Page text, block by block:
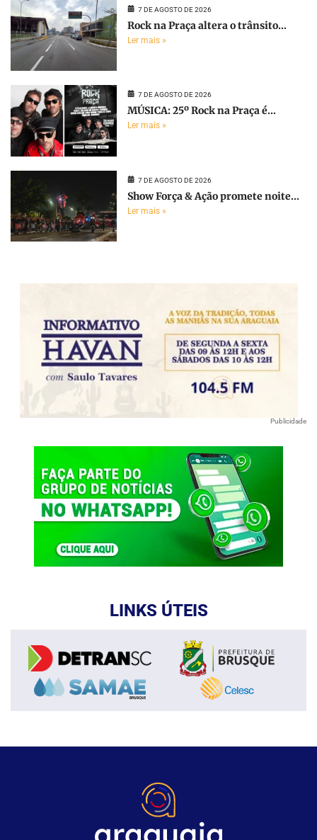
7 DE AGOSTO DE 2026
Rock na Praça altera o trânsito...
Ler mais »
7 DE AGOSTO DE 2026
MÚSICA: 25º Rock na Praça é...
Ler mais »
7 DE AGOSTO DE 2026
Show Força & Ação promete noite...
Ler mais »
Publicidade
LINKS ÚTEIS